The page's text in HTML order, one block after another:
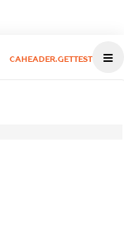
CAHEADER.GETTEST